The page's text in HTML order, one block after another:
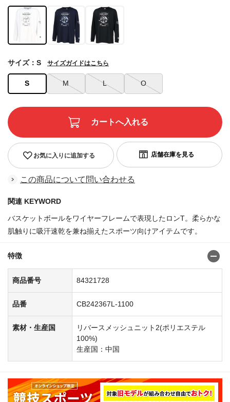
S M L O
サイズ：S サイズガイドはこちら
お気に入りに追加する
この商品について問い合わせる
関連 KEYWORD
バスケットボールをワイヤーフレームで表現したロンT。柔らかな
肌触りに吸汗速乾を兼ね揃えたスポーツ向けアイテムです。
特徴
商品番号 84321728
品番 CB242367L-1100
素材・生産国
リバースメッシュニット2(ポリエステル
100%)
生産国：中国